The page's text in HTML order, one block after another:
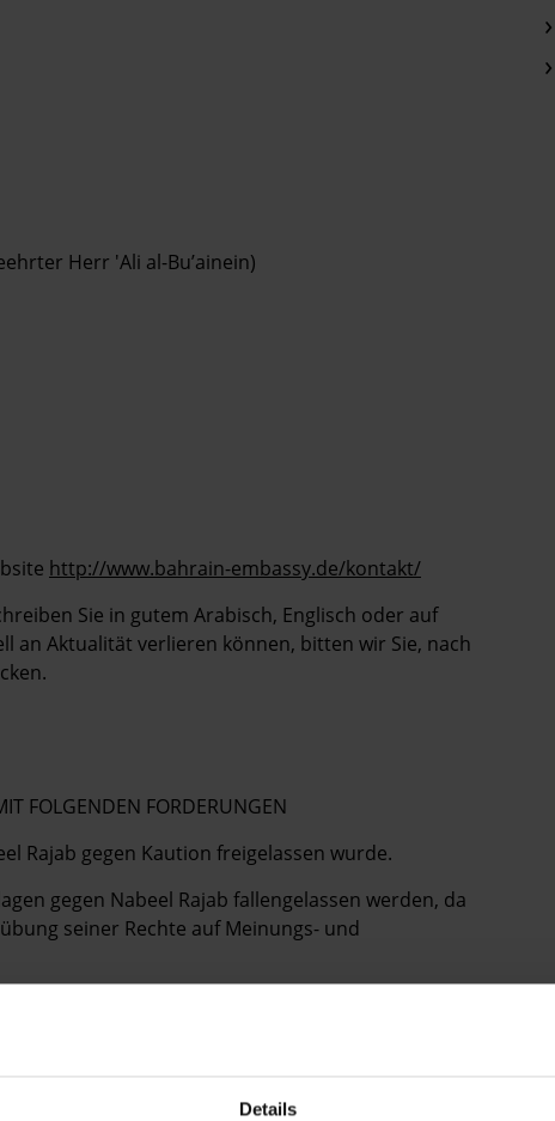
Details
Herr 'Ali al-Bu’ainein)
http://www.bahrain-embassy.de/kontakt/
Sie in gutem Arabisch, Englisch oder auf
an Aktualität verlieren können, bitten wir Sie, nach
FOLGENDEN FORDERUNGEN
Rajab gegen Kaution freigelassen wurde.
gegen Nabeel Rajab fallengelassen werden, da
seiner Rechte auf Meinungs- und
, Versammlungs- und Vereinigungsfreiheit zu
dass alle Menschenrechtsorganisationen und
politische Einflussnahme nachgehen können, wie
durch den UN-Menschenrechtsrat vom Mai